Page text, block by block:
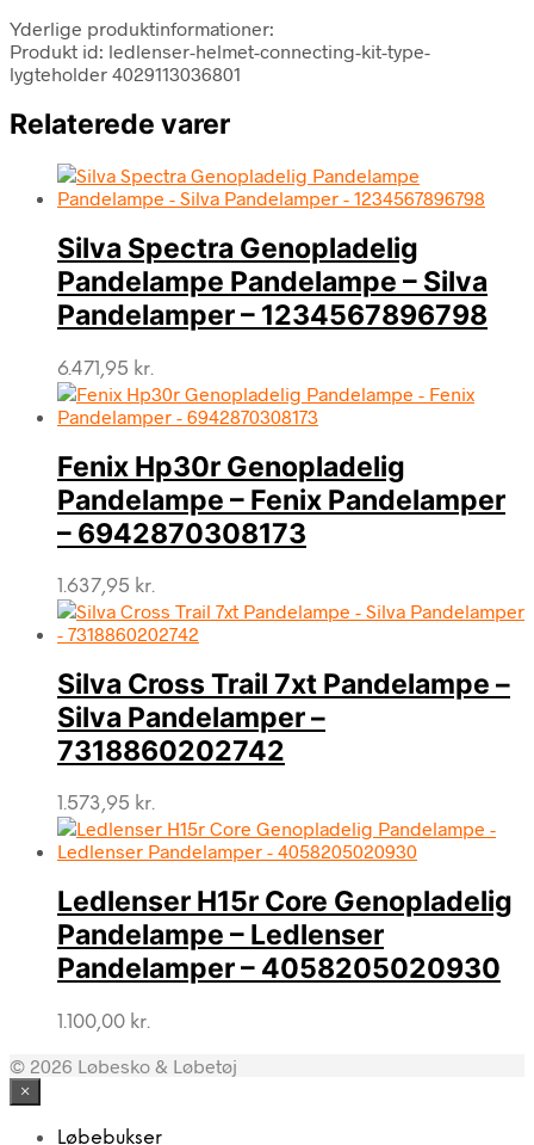
Yderlige produktinformationer:
Produkt id: ledlenser-helmet-connecting-kit-type-
lygteholder 4029113036801
Relaterede varer
Silva Spectra Genopladelig
Pandelampe Pandelampe – Silva
Pandelamper – 1234567896798
6.471,95 kr.
Fenix Hp30r Genopladelig
Pandelampe – Fenix Pandelamper
– 6942870308173
1.637,95 kr.
Silva Cross Trail 7xt Pandelampe –
Silva Pandelamper –
7318860202742
1.573,95 kr.
Ledlenser H15r Core Genopladelig
Pandelampe – Ledlenser
Pandelamper – 4058205020930
1.100,00 kr.
© 2026 Løbesko & Løbetøj
×
Løbebukser